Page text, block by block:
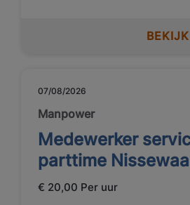
07/08/2026
Manpower
Medewerker
parttime
€ 20,00 Per uur